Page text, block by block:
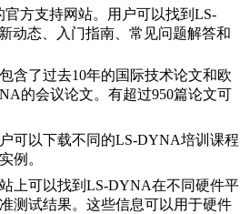
官方支持网站。用户可以找到LS-
动态、入门指南、常见问题解答和
含了过去10年的国际技术论文和欧
的会议论文。有超过950篇论文可
可以下载不同的LS-DYNA培训课程
例。
上可以找到LS-DYNA在不同硬件平
测试结果。这些信息可以用于硬件